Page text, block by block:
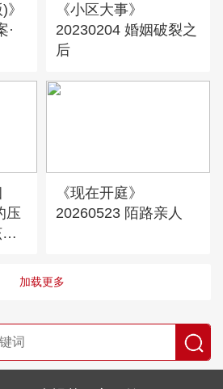
·
《小区大事》
20230204 婚姻破裂之
后
压
《现在开庭》
20260523 陌路亲人
加载更多